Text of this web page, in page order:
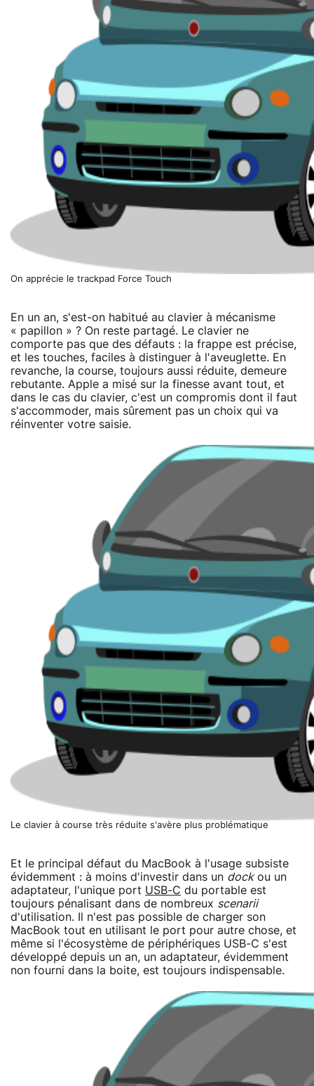
On apprécie le trackpad Force Touch
En un an, s'est-on habitué au clavier à mécanisme
« papillon » ? On reste partagé. Le clavier ne
comporte pas que des défauts : la frappe est précise,
et les touches, faciles à distinguer à l'aveuglette. En
revanche, la course, toujours aussi réduite, demeure
rebutante. Apple a misé sur la finesse avant tout, et
dans le cas du clavier, c'est un compromis dont il faut
s'accommoder, mais sûrement pas un choix qui va
réinventer votre saisie.
Le clavier à course très réduite s'avère plus problématique
Et le principal défaut du MacBook à l'usage subsiste
évidemment : à moins d'investir dans un dockou un
adaptateur, l'unique port USB-C du portable est
toujours pénalisant dans de nombreux scenarii
d'utilisation. Il n'est pas possible de charger son
MacBook tout en utilisant le port pour autre chose, et
même si l'écosystème de périphériques USB-C s'est
développé depuis un an, un adaptateur, évidemment
non fourni dans la boite, est toujours indispensable.